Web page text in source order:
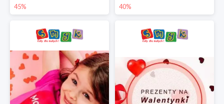
45% 40%